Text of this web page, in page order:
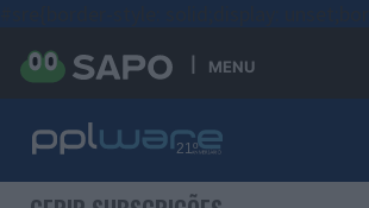
MENU